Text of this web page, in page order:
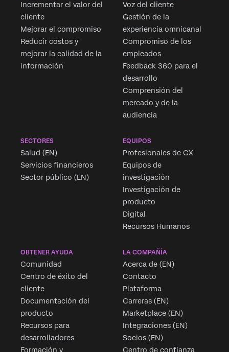
Incrementar el valor del
cliente
Mejorar el compromiso
Reducir costos y
mejorar la calidad de la
información
Voz del cliente
Gestión de la
experiencia omnicanal
Compromiso de los
empleados
Feedback 360 para el
desarrollo
Comprensión del
mercado y de la
audiencia
SECTORES
Salud (EN)
Servicios financieros
Sector público (EN)
EQUIPOS
Profesionales de CX
Equipos de
investigación
Investigación de
producto
Digital
Recursos Humanos
OBTENER AYUDA
Comunidad
Centro de éxito del
cliente
Documentación del
producto
Recursos para
desarrolladores
Formación y
LA COMPAÑÍA
Acerca de (EN)
Contacto
Plataforma
Carreras (EN)
Marketplace (EN)
Integraciones (EN)
Socios (EN)
Centro de confianza